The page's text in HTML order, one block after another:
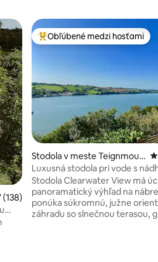
447ohodnotenie 4,97 z 5, počet
(138)
Najobľúbenejšie medzi hosťami
Obľúbené medzi hosťami
Stodola v meste Teignmout
hLuxusná stodola pri vode s
výhľadom
Stodola Clearwater View má
panoramatický výhľad na
ponúka súkromnú, južne
záhradu so slnečnou terasou,